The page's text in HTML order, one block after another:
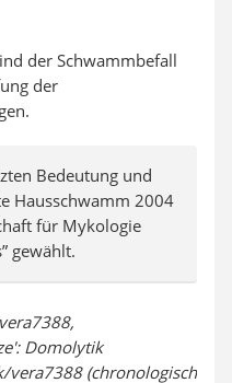
der Schwammbefall
der
Bedeutung und
Hausschwamm 2004
für Mykologie
gewählt.
Domolytik
vera7388 (chronologisch